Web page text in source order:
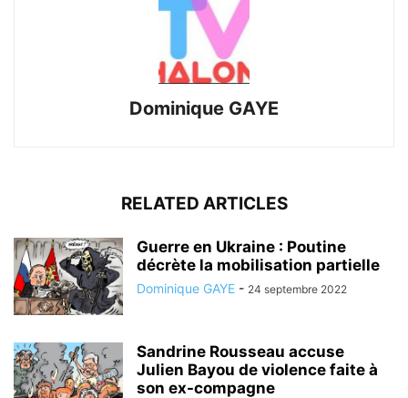
Dominique GAYE
RELATED ARTICLES
Guerre en Ukraine : Poutine
décrète la mobilisation partielle
Dominique GAYE - 24 septembre 2022
Sandrine Rousseau accuse
Julien Bayou de violence faite à
son ex-compagne